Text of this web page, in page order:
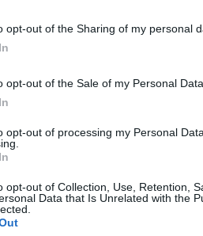
opt-out of the Sharing of my personal
opt-out of the Sale of my Personal Data.
opt-out of processing my Personal
opt-out of Collection, Use, Retention,
Data that Is Unrelated with the